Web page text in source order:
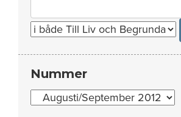
for:
Nummer
Nummer